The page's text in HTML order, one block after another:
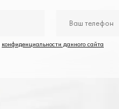
конфиденциальности данного сайта